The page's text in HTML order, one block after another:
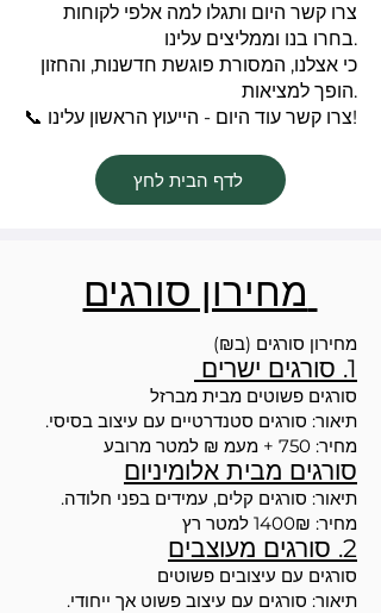
צרו קשר היום ותגלו למה אלפי לקוחות
בחרו בנו וממליצים עלינו.
כי אצלנו, המסורת פוגשת חדשנות, והחזון
הופך למציאות.
📞 צרו קשר עוד היום - הייעוץ הראשון עלינו!
לדף הבית לחץ
מחירון סורגים (ב₪)
1. סורגים ישרים
סורגים פשוטים מבית מברזל
תיאור: סורגים סטנדרטיים עם עיצוב בסיסי.
מחיר: 750 + מעמ ₪ למטר מרובע
סורגים מבית אלומיניום
תיאור: סורגים קלים, עמידים בפני חלודה.
מחיר: 1400₪ למטר רץ
2. סורגים מעוצבים
סורגים עם עיצובים פשוטים
תיאור: סורגים עם עיצוב פשוט אך ייחודי.